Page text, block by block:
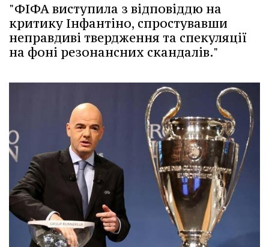
"ФІФА виступила з відповіддю на
критику Інфантіно, спростувавши
неправдиві твердження та спекуляції
на фоні резонансних скандалів."